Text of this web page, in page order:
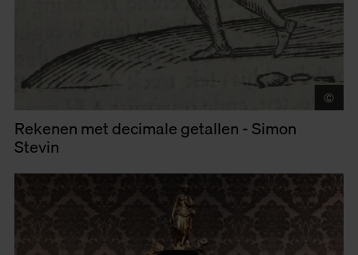
©
Rekenen met decimale getallen - Simon
Stevin